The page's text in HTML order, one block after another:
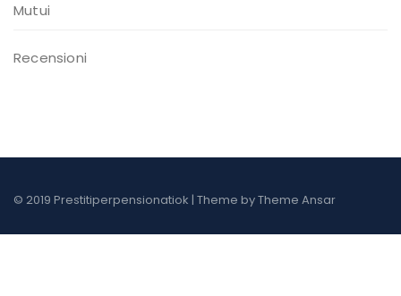
Mutui
Recensioni
© 2019 Prestitiperpensionatiok | Theme byTheme Ansar